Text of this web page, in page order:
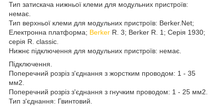
Тип затискача нижньої клеми для модульних пристроїв:
немає.
Тип верхньої клеми для модульних пристроїв: Berker.Net;
Електронна платформа; Berker R. 3; Berker R. 1; Серія 1930;
серія R. classic.
Нижнє підключення для модульних пристроїв: немає.
Підключення.
Поперечний розріз з'єднання з жорстким проводом: 1 - 35
мм2.
Поперечний розріз з'єднання з гнучким проводом: 1 - 25 мм2.
Тип з'єднання: Гвинтовий.